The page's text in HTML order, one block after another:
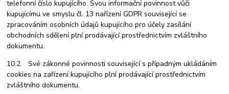
telefonní číslo kupujícího. Svou informační povinnost vůči
kupujícímu ve smyslu čl. 13 nařízení GDPR související se
zpracováním osobních údajů kupujícího pro účely zasílání
obchodních sdělení plní prodávající prostřednictvím zvláštního
dokumentu.
10.2. Své zákonné povinnosti související s případným ukládáním
cookies na zařízení kupujícího plní prodávající prostřednictvím
zvláštního dokumentu.